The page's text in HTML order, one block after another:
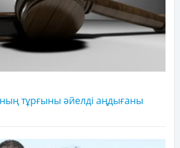
тұрғыны әйелді аңдығаны